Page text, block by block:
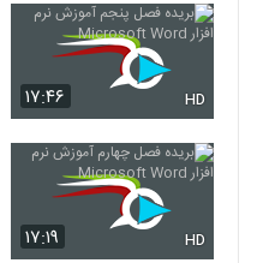
۱۷:۴۶ HD
۱۷:۱۹ HD